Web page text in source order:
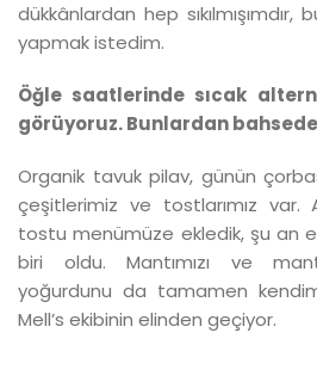
dükkânlardan hep
yapmak istedim.
Öğle saatlerinde sıcak
görüyoruz. Bunlardan
Organik tavuk pilav, günün
çeşitlerimiz ve tostlarımız var.
tostu menümüze ekledik, şu an
biri oldu. Mantımızı ve
yoğurdunu da tamamen
Mell’s ekibinin elinden geçiyor.